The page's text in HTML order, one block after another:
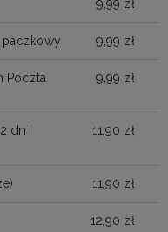
9,99 zł
9,99 zł
Poczta
9,99 zł
dni
11,90 zł
11,90 zł
12,90 zł